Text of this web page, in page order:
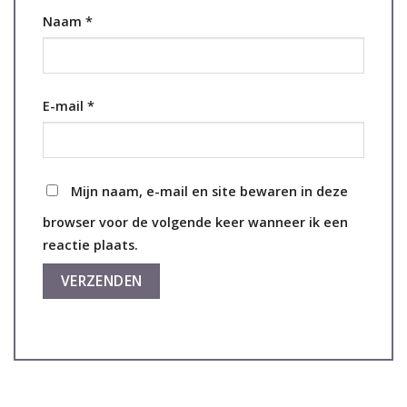
Naam *
E-mail *
Mijn naam, e-mail en site bewaren in deze
browser voor de volgende keer wanneer ik een
reactie plaats.